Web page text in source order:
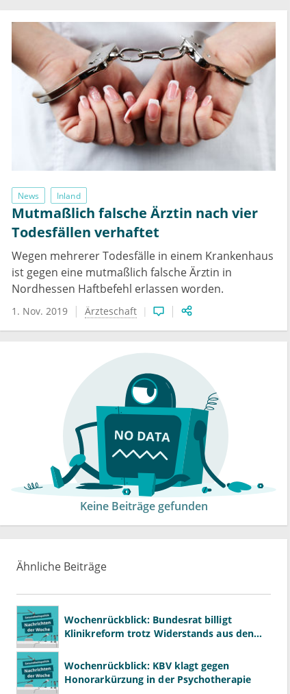
News Inland
Mutmaßlich falsche Ärztin nach vier
Todesfällen verhaftet
Wegen mehrerer Todesfälle in einem Krankenhaus
ist gegen eine mutmaßlich falsche Ärztin in
Nordhessen Haftbefehl erlassen worden.
1. Nov. 2019 Ärzteschaft
Keine Beiträge gefunden
Ähnliche Beiträge
Wochenrückblick: Bundesrat billigt
Klinikreform trotz Widerstands aus den
Wochenrückblick: KBV klagt gegen
Honorarkürzung in der Psychotherapie